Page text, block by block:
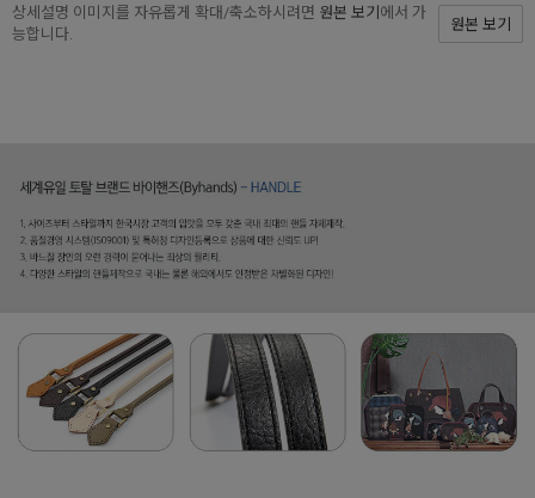
상세설명 이미지를 자유롭게 확대/축소하시려면 원본 보기 에서 가
능합니다.
원본 보기